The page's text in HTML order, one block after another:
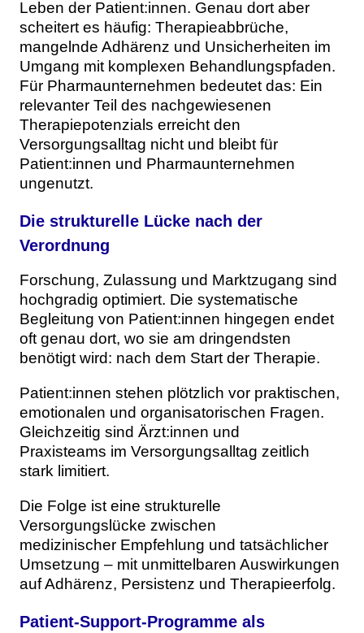
Leben der Patient:innen. Genau dort aber
scheitert es häufig: Therapieabbrüche,
mangelnde Adhärenz und Unsicherheiten im
Umgang mit komplexen Behandlungspfaden.
Für Pharmaunternehmen bedeutet das: Ein
relevanter Teil des nachgewiesenen
Therapiepotenzials erreicht den
Versorgungsalltag nicht und bleibt für
Patient:innen und Pharmaunternehmen
ungenutzt.
Die strukturelle Lücke nach der
Verordnung
Forschung, Zulassung und Marktzugang sind
hochgradig optimiert. Die systematische
Begleitung von Patient:innen hingegen endet
oft genau dort, wo sie am dringendsten
benötigt wird: nach dem Start der Therapie.
Patient:innen stehen plötzlich vor praktischen,
emotionalen und organisatorischen Fragen.
Gleichzeitig sind Ärzt:innen und
Praxisteams im Versorgungsalltag zeitlich
stark limitiert.
Die Folge ist eine strukturelle
Versorgungslücke zwischen
medizinischer Empfehlung und tatsächlicher
Umsetzung – mit unmittelbaren Auswirkungen
auf Adhärenz, Persistenz und Therapieerfolg.
Patient-Support-Programme als